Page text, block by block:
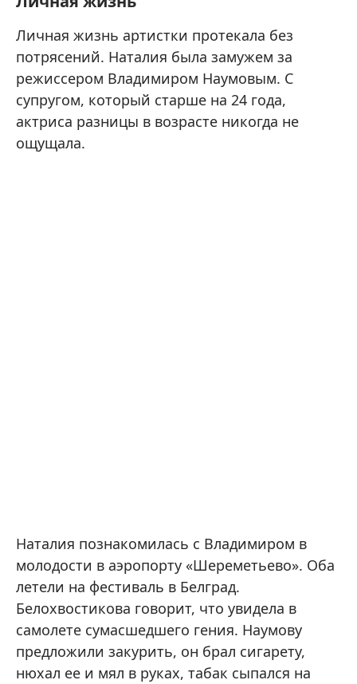
Личная жизнь артистки протекала без
потрясений. Наталия была замужем за
режиссером Владимиром Наумовым. С
супругом, который старше на 24 года,
актриса разницы в возрасте никогда не
ощущала.
Наталия познакомилась с Владимиром в
молодости в аэропорту «Шереметьево». Оба
летели на фестиваль в Белград.
Белохвостикова говорит, что увидела в
самолете сумасшедшего гения. Наумову
предложили закурить, он брал сигарету,
нюхал ее и мял в руках, табак сыпался на